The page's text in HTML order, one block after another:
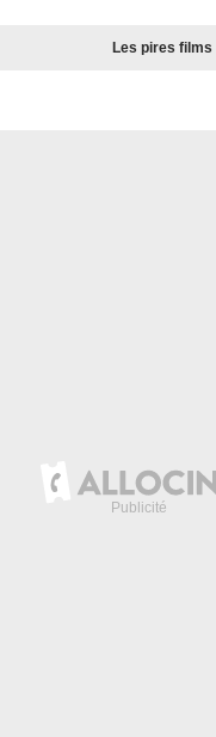
Les pires films